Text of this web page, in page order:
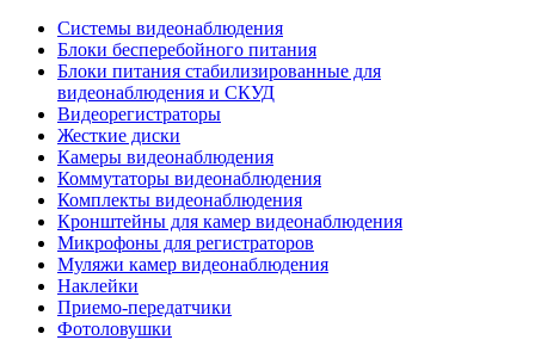
Системы видеонаблюдения
Блоки бесперебойного питания
Блоки питания стабилизированные для
видеонаблюдения и СКУД
Видеорегистраторы
Жесткие диски
Камеры видеонаблюдения
Коммутаторы видеонаблюдения
Комплекты видеонаблюдения
Кронштейны для камер видеонаблюдения
Микрофоны для регистраторов
Муляжи камер видеонаблюдения
Наклейки
Приемо-передатчики
Фотоловушки